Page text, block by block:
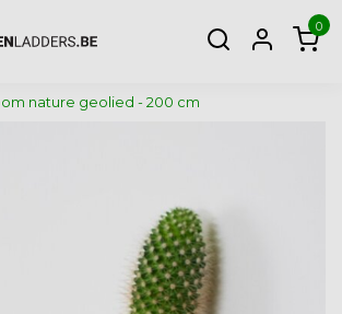
0
nature geolied - 200 cm